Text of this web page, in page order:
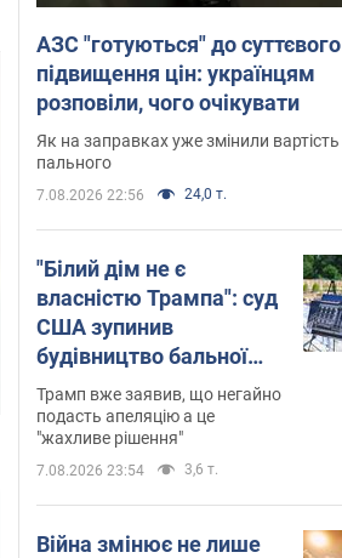
АЗС "готуються" до суттєвого
підвищення цін: українцям
розповіли, чого очікувати
Як на заправках уже змінили вартість
пального
7.08.2026 22:56 24,0 т.
"Білий дім не є
власністю Трампа": суд
США зупинив
будівництво бальної
зали за $400 млн
Трамп вже заявив, що негайно
подасть апеляцію а це
"жахливе рішення"
7.08.2026 23:54 3,6 т.
Війна змінює не лише